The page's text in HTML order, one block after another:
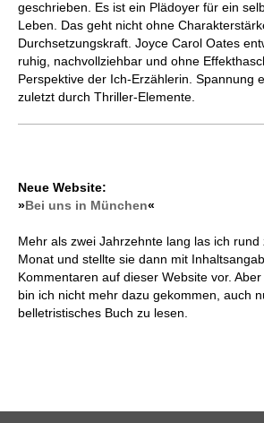
geschrieben. Es ist ein Plädoyer für ein
Leben. Das geht nicht ohne
Durchsetzungskraft. Joyce Carol Oates
ruhig, nachvollziehbar und ohne
Perspektive der Ich-Erzählerin. Spannung
zuletzt durch Thriller-Elemente.
Neue Website:
»Bei uns in München«
Mehr als zwei Jahrzehnte lang las ich
Monat und stellte sie dann mit
Kommentaren auf dieser Website vor.
bin ich nicht mehr dazu gekommen, auch
belletristisches Buch zu lesen.